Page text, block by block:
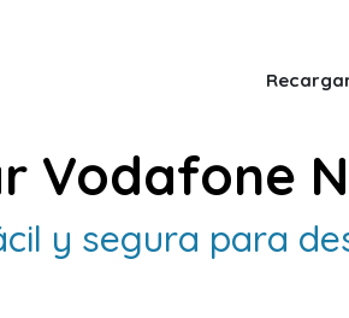
Vodafone
y segura para